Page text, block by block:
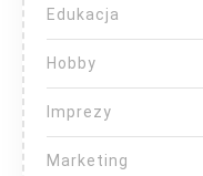
Edukacja
Hobby
Imprezy
Marketing